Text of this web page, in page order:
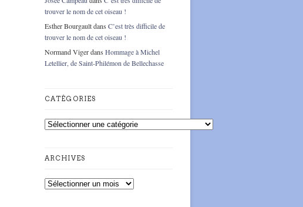
trouver le nom de cet oiseau !
Esther Bourgaultdans C’est très difficile de
trouver le nom de cet oiseau !
Normand Vigerdans Hommage à Michel
Letellier, de Saint-Philémon de Bellechasse
CATÉGORIES
ARCHIVES